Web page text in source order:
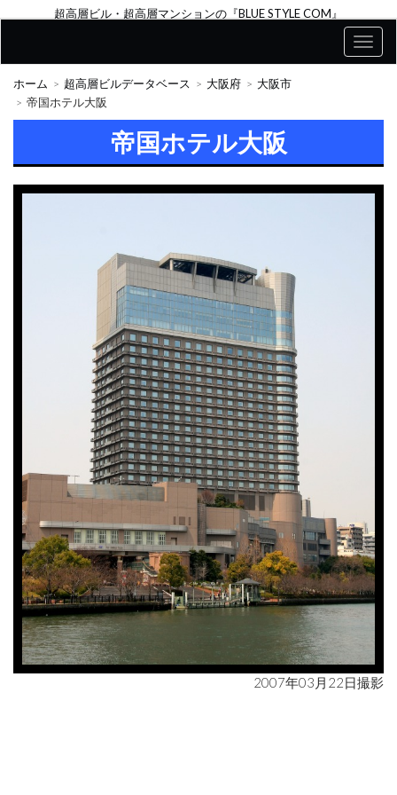
超高層ビル・超高層マンションの『BLUE STYLE COM』
ホーム 超高層ビルデータベース 大阪府
大阪市
帝国ホテル大阪
帝国ホテル大阪
2007年03月22日撮影